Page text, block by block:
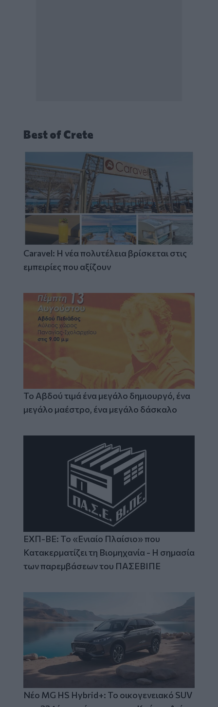
Best of Crete
Caravel: Η νέα πολυτέλεια βρίσκεται στις
εμπειρίες που αξίζουν
Το Αβδού τιμά ένα μεγάλο δημιουργό, ένα
μεγάλο μαέστρο, ένα μεγάλο δάσκαλο
ΕΧΠ-ΒΕ: Το «Ενιαίο Πλαίσιο» που
Κατακερματίζει τη Βιομηχανία - Η σημασία
των παρεμβάσεων του ΠΑΣΕΒΙΠΕ
Νέο MG HS Hybrid+: Το οικογενειακό SUV